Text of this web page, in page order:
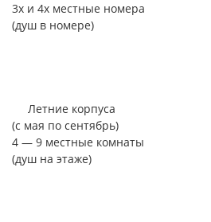
3х и 4х местные номера
(душ в номере)
Летние корпуса
(с мая по сентябрь)
4 — 9 местные комнаты
(душ на этаже)